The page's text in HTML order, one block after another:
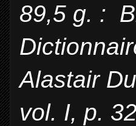
89,5 g. :
Alastair
vol. I, p.